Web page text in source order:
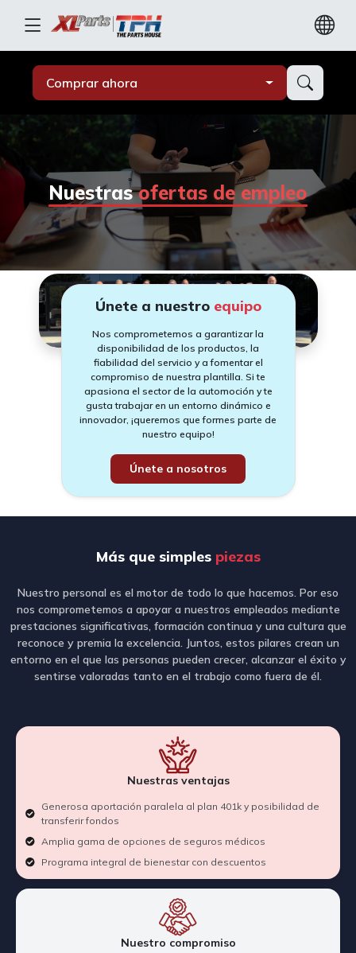
Comprar ahora
Nuestrasofertas de empleo
Únete a nuestro equipo
Nos comprometemos a garantizar la
disponibilidad de los productos, la
fiabilidad del servicio y a fomentar el
compromiso de nuestra plantilla. Si te
apasiona el sector de la automoción y te
gusta trabajar en un entorno dinámico e
innovador, ¡queremos que formes parte de
nuestro equipo!
Únete a nosotros
Más que simples piezas
Nuestro personal es el motor de todo lo que hacemos. Por eso
nos comprometemos a apoyar a nuestros empleados mediante
prestaciones significativas, formación continua y una cultura que
reconoce y premia la excelencia. Juntos, estos pilares crean un
entorno en el que las personas pueden crecer, alcanzar el éxito y
sentirse valoradas tanto en el trabajo como fuera de él.
Nuestras ventajas
Generosa aportación paralela al plan 401k y posibilidad de
transferir fondos
Amplia gama de opciones de seguros médicos
Programa integral de bienestar con descuentos
Nuestro compromiso